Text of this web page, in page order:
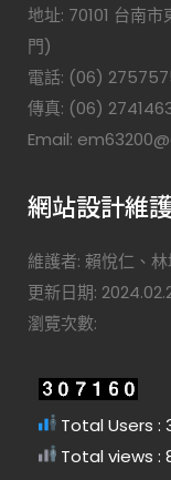
地址: 70101 台南
門)
電話: (06)
傳真: (06)
Email:
網站設計維護
維護者: 賴悅仁、
更新日期:
瀏覽次數:
Total Users :
Total views :